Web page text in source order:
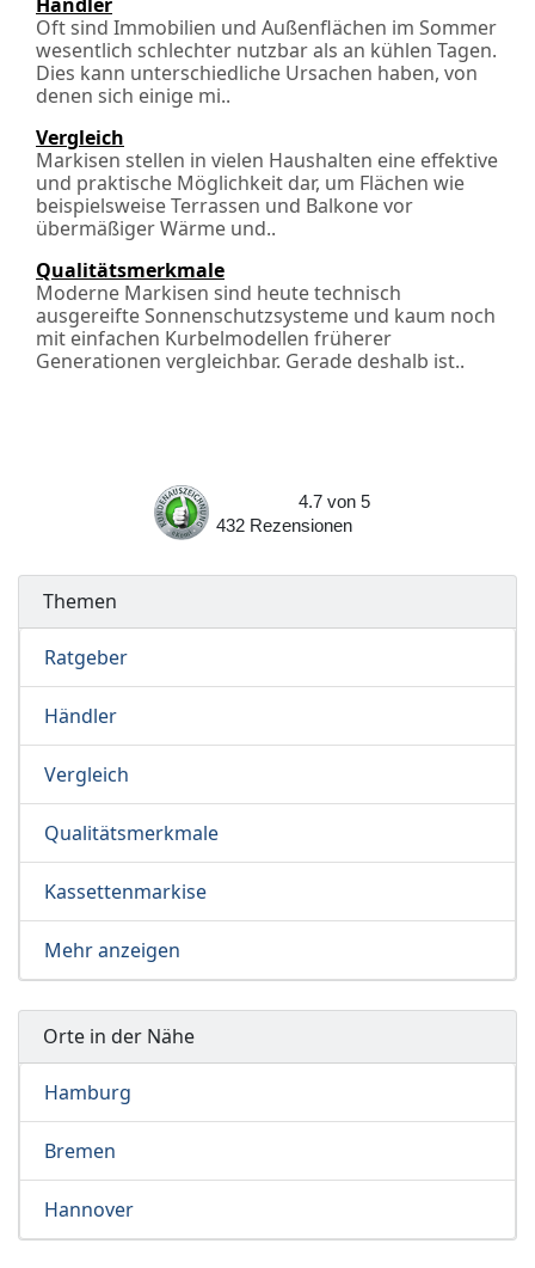
Oft sind Immobilien und Außenflächen im Sommer
wesentlich schlechter nutzbar als an kühlen Tagen.
Dies kann unterschiedliche Ursachen haben, von
denen sich einige mi..
Vergleich
Markisen stellen in vielen Haushalten eine effektive
und praktische Möglichkeit dar, um Flächen wie
beispielsweise Terrassen und Balkone vor
übermäßiger Wärme und..
Qualitätsmerkmale
Moderne Markisen sind heute technisch
ausgereifte Sonnenschutzsysteme und kaum noch
mit einfachen Kurbelmodellen früherer
Generationen vergleichbar. Gerade deshalb ist..
4.7 von 5
432
Rezensionen
Themen
Ratgeber
Händler
Vergleich
Qualitätsmerkmale
Kassettenmarkise
Mehr anzeigen
Orte in der Nähe
Hamburg
Bremen
Hannover